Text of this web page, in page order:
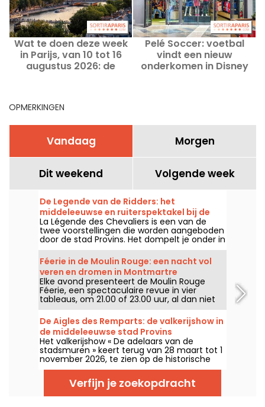
Wat te doen deze week
in Parijs, van 10 tot 16
augustus 2026: de
Pelé Soccer: voetbal
vindt een nieuw
onderkomen in Disney
OPMERKINGEN
Vandaag Morgen
Dit weekend Volgende week
De Legende van de Ridders: het
middeleeuwse en ruiterspektakel bij de
vestingen van Provins
La Légende des Chevaliers is een van de
twee voorstellingen die worden aangeboden
door de stad Provins. Het dompelt je onder in
de Middeleeuwen en combineert ruiterkunst,
geschiedenis en de magie van de
stadswallen. Er is iets voor het hele gezin!
Féerie in de Moulin Rouge: een nacht vol
veren en dromen in Montmartre
Elke avond presenteert de Moulin Rouge
Féerie, een spectaculaire revue in vier
tableaus, om 21.00 of 23.00 uur, al dan niet
voorafgegaan door een diner van hun chef-
kok.
De Aigles des Remparts: de valkerijshow in
de middeleeuwse stad Provins
Het valkerijshow « De adelaars van de
stadsmuren » keert terug van 28 maart tot 1
november 2026, te zien op de historische
vestingen van Provins. Bewonder
indrukwekkende roofvogels in perfecte
samenspanning met de paarden.
Verfijn je zoekopdracht